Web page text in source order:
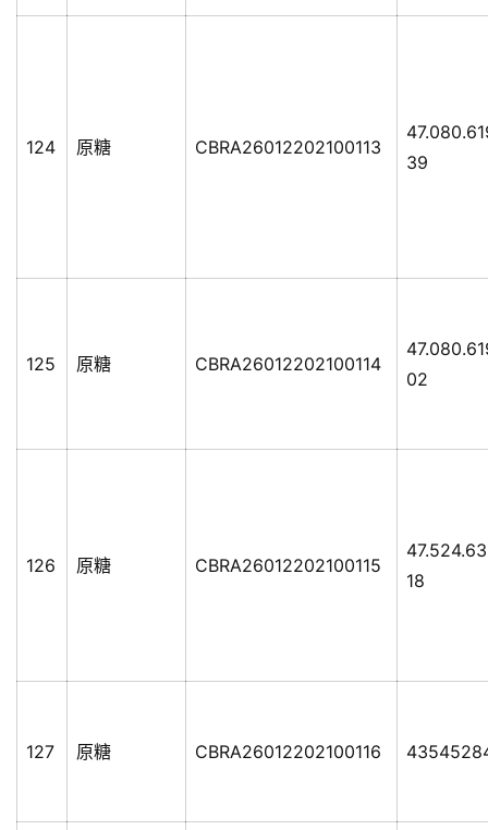
124 原糖 CBRA26012202100113
39
125 原糖 CBRA26012202100114
02
126 原糖 CBRA26012202100115
18
127 原糖 CBRA26012202100116